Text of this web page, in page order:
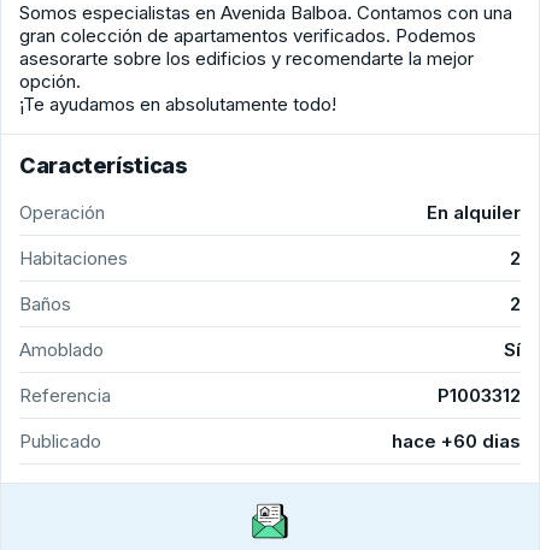
Somos especialistas en Avenida Balboa. Contamos con una
gran colección de apartamentos verificados. Podemos
asesorarte sobre los edificios y recomendarte la mejor
opción.
¡Te ayudamos en absolutamente todo!
Características
Operación
En alquiler
Habitaciones
2
Baños
2
Amoblado
Sí
Referencia
P1003312
Publicado
hace +60 dias